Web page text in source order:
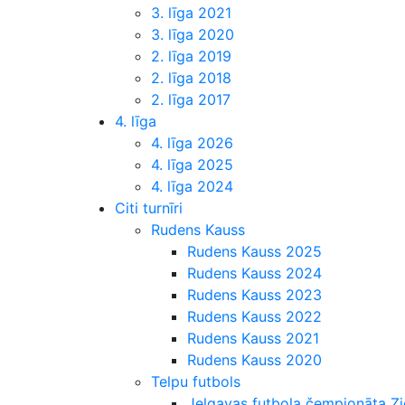
3. līga 2021
3. līga 2020
2. līga 2019
2. līga 2018
2. līga 2017
4. līga
4. līga 2026
4. līga 2025
4. līga 2024
Citi turnīri
Rudens Kauss
Rudens Kauss 2025
Rudens Kauss 2024
Rudens Kauss 2023
Rudens Kauss 2022
Rudens Kauss 2021
Rudens Kauss 2020
Telpu futbols